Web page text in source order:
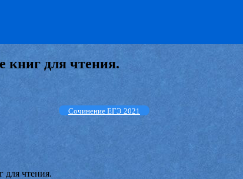
книг для чтения.
Сочинение ЕГЭ 2021
для чтения.